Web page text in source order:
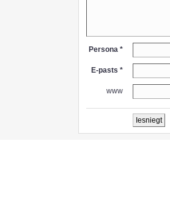
Persona *
E-pasts *
www